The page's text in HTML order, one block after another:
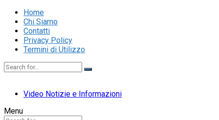
Home
Chi Siamo
Contatti
Privacy Policy
Termini di Utilizzo
Video Notizie e Informazioni
Menu